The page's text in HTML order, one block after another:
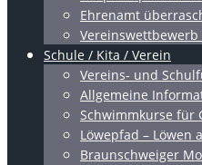
Ehrenamt
Vereinswettbewerb
Schule / Kita / Verein
Vereins- und
Allgemeine
Schwimmkurse für
Löwepfad – Löwen
Braunschweiger